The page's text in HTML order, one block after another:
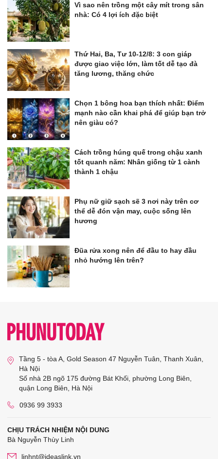
Vì sao nên trồng một cây mít trong sân
nhà: Có 4 lợi ích đặc biệt
Thứ Hai, Ba, Tư 10-12/8: 3 con giáp
được giao việc lớn, làm tốt dễ tạo đà
tăng lương, thăng chức
Chọn 1 bông hoa bạn thích nhất: Điểm
mạnh nào cần khai phá để giúp bạn trở
nên giàu có?
Cách trồng húng quế trong chậu xanh
tốt quanh năm: Nhân giống từ 1 cành
thành 1 chậu
Phụ nữ giữ sạch sẽ 3 nơi này trên cơ
thể dễ đón vận may, cuộc sống lên
hương
Đũa rửa xong nên để đầu to hay đầu
nhỏ hướng lên trên?
Tầng 5 - tòa A, Gold Season 47 Nguyễn Tuân, Thanh Xuân,
Hà Nội
Số nhà 2B ngõ 175 đường Bát Khối, phường Long Biên,
quận Long Biên, Hà Nội
0936 99 3933
CHỊU TRÁCH NHIỆM NỘI DUNG
Bà Nguyễn Thùy Linh
linhnt@ideaslink.vn